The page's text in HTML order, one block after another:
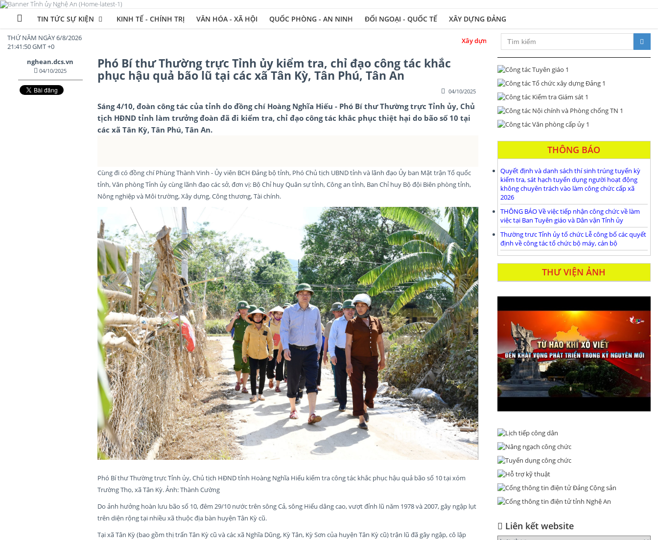
TIN TỨC SỰ KIỆN KINH TẾ - CHÍNH TRỊ VĂN HÓA - XÃ HỘI QUỐC PHÒNG - AN NINH ĐỐI NGOẠI - QUỐC TẾ XÂY DỰNG ĐẢNG
THỨ NĂM NGÀY 6/8/2026
21:41:52 GMT +0
Xây dựng Đảng bộ và hệ thống chính trị trong sạch, vững mạnh; đổi mới toàn
nghean.dcs.vn
04/10/2025 Phó Bí thư Thường trực Tỉnh ủy kiểm tra, chỉ đạo công tác khắc
phục hậu quả bão lũ tại các xã Tân Kỳ, Tân Phú, Tân An
04/10/2025
Sáng 4/10, đoàn công tác của tỉnh do đồng chí Hoàng Nghĩa Hiếu - Phó Bí thư Thường trực Tỉnh ủy, Chủ
tịch HĐND tỉnh làm trưởng đoàn đã đi kiểm tra, chỉ đạo công tác khắc phục thiệt hại do bão số 10 tại
các xã Tân Kỳ, Tân Phú, Tân An.
Cùng đi có đồng chí Phùng Thành Vinh - Ủy viên BCH Đảng bộ tỉnh, Phó Chủ tịch UBND tỉnh và lãnh đạo Ủy ban Mặt trận Tổ quốc
tỉnh, Văn phòng Tỉnh ủy cùng lãnh đạo các sở, đơn vị: Bộ Chỉ huy Quân sự tỉnh, Công an tỉnh, Ban Chỉ huy Bộ đội Biên phòng tỉnh,
Nông nghiệp và Môi trường, Xây dựng, Công thương, Tài chính.
Phó Bí thư Thường trực Tỉnh ủy, Chủ tịch HĐND tỉnh Hoàng Nghĩa Hiếu kiểm tra công tác khắc phục hậu quả bão số 10 tại xóm
Trường Thọ, xã Tân Kỳ. Ảnh: Thành Cường
Do ảnh hưởng hoàn lưu bão số 10, đêm 29/10 nước trên sông Cả, sông Hiếu dâng cao, vượt đỉnh lũ năm 1978 và 2007, gây ngập lụt
trên diện rộng tại nhiều xã thuộc địa bàn huyện Tân Kỳ cũ.
Tại xã Tân Kỳ (bao gồm thị trấn Tân Kỳ cũ và các xã Nghĩa Dũng, Kỳ Tân, Kỳ Sơn của huyện Tân Kỳ cũ) trận lũ đã gây ngập, cô lập
THÔNG BÁO
Quyết định và danh sách thí sinh trúng tuyển kỳ
kiểm tra, sát hạch tuyển dụng người hoạt động
không chuyên trách vào làm công chức cấp xã
2026
THÔNG BÁO Về việc tiếp nhận công chức về làm
việc tại Ban Tuyên giáo và Dân vận Tỉnh ủy
Thường trưc Tỉnh ủy tổ chức Lễ công bố các quyết
định về công tác tổ chức bộ máy, cán bộ
THƯ VIỆN ẢNH
Liên kết website